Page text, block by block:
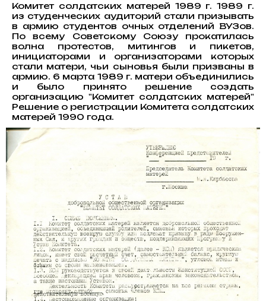
Комитет солдатских матерей 1989 г. 1989 г.
из студенческих аудиторий стали призывать
в армию студентов очных отделений ВУЗов.
По всему Советскому Союзу прокатилась
волна протестов, митингов и пикетов,
инициаторами и организаторами которых
стали матери, чьи сыновья были призваны в
армию. 6 марта 1989 г. матери объединились
и было принято решение создать
организацию "Комитет солдатских матерей"
Решение о регистрации Комитета солдатских
матерей 1990 года.